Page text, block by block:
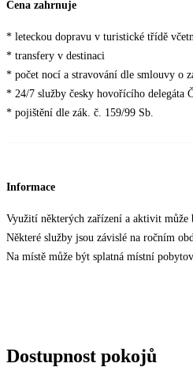
Cena zahrnuje
* leteckou dopravu v turistické třídě
* transfery v destinaci
* počet nocí a stravování dle smlouvy o
* 24/7 služby česky hovořícího delegáta
* pojištění dle zák. č. 159/99 Sb.
Informace
Využití některých zařízení a aktivit může
Některé služby jsou závislé na ročním
Na místě může být splatná místní
Dostupnost pokojů